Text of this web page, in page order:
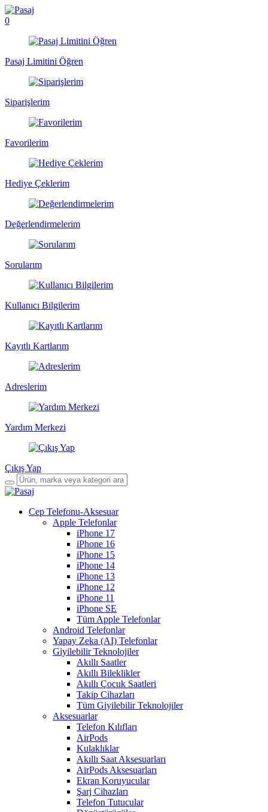
0
Pasaj Limitini Öğren
Siparişlerim
Favorilerim
Hediye Çeklerim
Değerlendirmelerim
Sorularım
Kullanıcı Bilgilerim
Kayıtlı Kartlarım
Adreslerim
Yardım Merkezi
Çıkış Yap
Cep Telefonu-Aksesuar
Apple Telefonlar
iPhone 17
iPhone 16
iPhone 15
iPhone 14
iPhone 13
iPhone 12
iPhone 11
iPhone SE
Tüm Apple Telefonlar
Android Telefonlar
Yapay Zeka (AI) Telefonlar
Giyilebilir Teknolojiler
Akıllı Saatler
Akıllı Bileklikler
Akıllı Çocuk Saatleri
Takip Cihazları
Tüm Giyilebilir Teknolojiler
Aksesuarlar
Telefon Kılıfları
AirPods
Kulaklıklar
Akıllı Saat Aksesuarları
AirPods Aksesuarları
Ekran Koruyucular
Şarj Cihazları
Telefon Tutucular